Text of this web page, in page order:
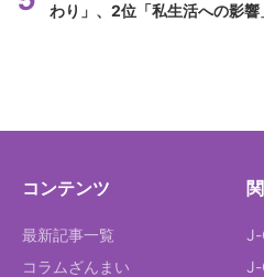
わり」、2位「私生活への影響
コンテンツ
最新記事一覧
コラムざんまい
J-
J-